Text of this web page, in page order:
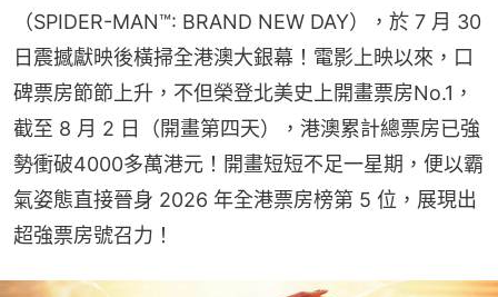
（SPIDER-MAN™: BRAND NEW DAY），於 7 月 30
日震撼獻映後橫掃全港澳大銀幕！電影上映以來，口
碑票房節節上升，不但榮登北美史上開畫票房No.1，
截至 8 月 2 日（開畫第四天），港澳累計總票房已強
勢衝破4000多萬港元！開畫短短不足一星期，便以霸
氣姿態直接晉身 2026 年全港票房榜第 5 位，展現出
超強票房號召力！